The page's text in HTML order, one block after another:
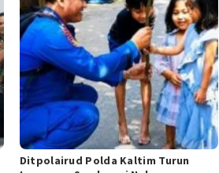
Ditpolairud Polda Kaltim Turun